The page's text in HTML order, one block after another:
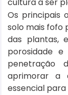
Os principais
solo mais fofo
das plantas,
porosidade
penetração
aprimorar a
essencial